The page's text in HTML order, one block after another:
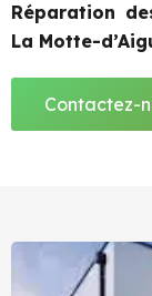
Réparation
La Motte-
Contactez-